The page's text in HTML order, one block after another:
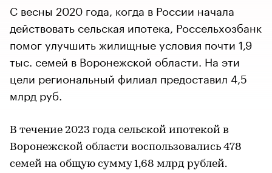
С весны 2020 года, когда в России начала
действовать сельская ипотека, Россельхозбанк
помог улучшить жилищные условия почти 1,9
тыс. семей в Воронежской области. На эти
цели региональный филиал предоставил 4,5
млрд руб.
В течение 2023 года сельской ипотекой в
Воронежской области воспользовались 478
семей на общую сумму 1,68 млрд рублей.